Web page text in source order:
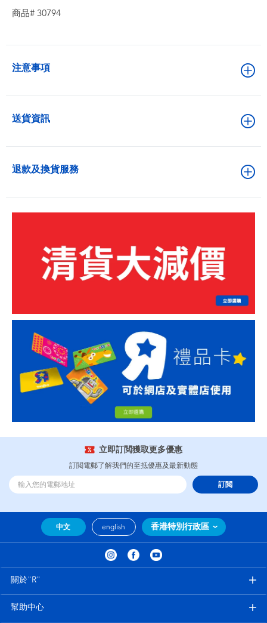
商品# 30794
注意事項
送貨資訊
退款及換貨服務
立即訂閲獲取更多優惠
訂閲電郵了解我們的至抵優惠及最新動態
訂閲
中文 english 香港特別行政區
關於"R"
幫助中心